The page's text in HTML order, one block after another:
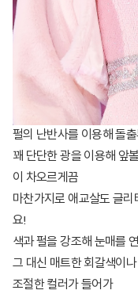
펄의 난반사를 이용해 돌
꽤 단단한 광을 이용해 앞
이 차오르게끔
마찬가지로 애교살도 글
요!
색과 펄을 강조해 눈매를
그 대신 매트한 회갈색이
조절한 컬러가 들어가